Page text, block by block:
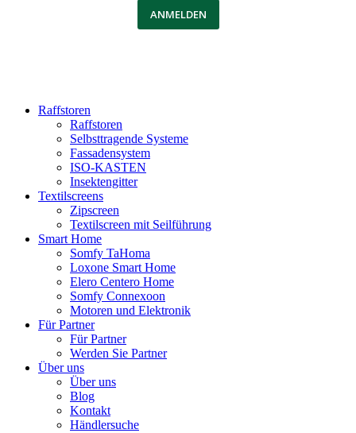
ANMELDEN
Raffstoren
Raffstoren
Selbsttragende Systeme
Fassadensystem
ISO-KASTEN
Insektengitter
Textilscreens
Zipscreen
Textilscreen mit Seilführung
Smart Home
Somfy TaHoma
Loxone Smart Home
Elero Centero Home
Somfy Connexoon
Motoren und Elektronik
Für Partner
Für Partner
Werden Sie Partner
Über uns
Über uns
Blog
Kontakt
Händlersuche